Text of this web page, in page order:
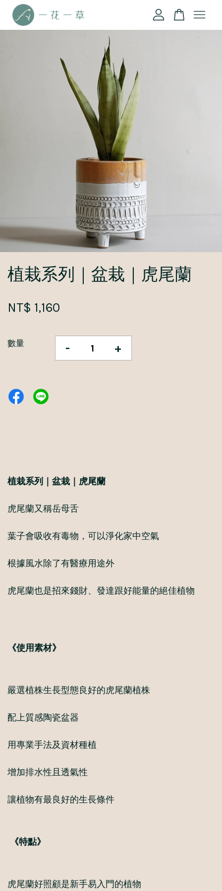
植栽系列｜盆栽｜虎尾蘭
NT$ 1,160
數量 - +
植栽系列｜盆栽｜虎尾蘭
虎尾蘭又稱岳母舌
葉子會吸收有毒物，可以淨化家中空氣
根據風水除了有醫療用途外
虎尾蘭也是招來錢財、發達跟好能量的絕佳植物
《使用素材》
嚴選植株生長型態良好的虎尾蘭植株
配上質感陶瓷盆器
用專業手法及資材種植
增加排水性且透氣性
讓植物有最良好的生長條件
《特點》
虎尾蘭好照顧是新手易入門的植物
您的購物車目前還是空的。
繼續購物